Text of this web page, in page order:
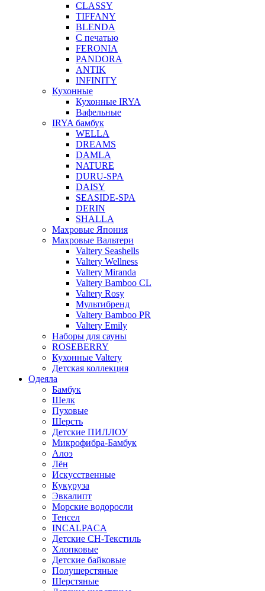
CLASSY
TIFFANY
BLENDA
С печатью
FERONIA
PANDORA
ANTIK
INFINITY
Кухонные
Кухонные IRYA
Вафельные
IRYA бамбук
WELLA
DREAMS
DAMLA
NATURE
DURU-SPA
DAISY
SEASIDE-SPA
DERIN
SHALLA
Махровые Япония
Махровые Вальтери
Valtery Seashells
Valtery Wellness
Valtery Miranda
Valtery Bamboo CL
Valtery Rosy
Мультибренд
Valtery Bamboo PR
Valtery Emily
Наборы для сауны
ROSEBERRY
Кухонные Valtery
Детская коллекция
Одеяла
Бамбук
Шелк
Пуховые
Шерсть
Детские ПИЛЛОУ
Микрофибра-Бамбук
Алоэ
Лён
Искусственные
Кукуруза
Эвкалипт
Морские водоросли
Тенсел
INCALPACA
Детские СН-Текстиль
Хлопковые
Детские байковые
Полушерстяные
Шерстяные